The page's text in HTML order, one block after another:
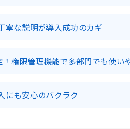
寧な説明が導入成功のカギ
権限管理機能で多部門でも使い
にも安心のバクラク